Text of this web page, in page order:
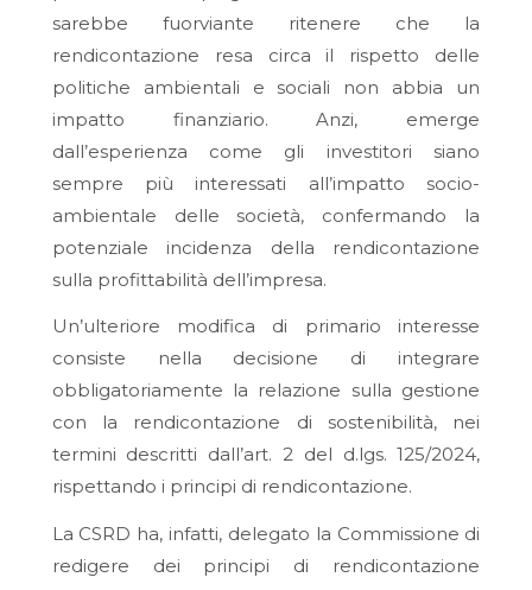
sarebbe fuorviante ritenere che la
rendicontazione resa circa il rispetto delle
politiche ambientali e sociali non abbia un
impatto finanziario. Anzi, emerge
dall’esperienza come gli investitori siano
sempre più interessati all’impatto socio-
ambientale delle società, confermando la
potenziale incidenza della rendicontazione
sulla profittabilità dell’impresa.
Un’ulteriore modifica di primario interesse
consiste nella decisione di integrare
obbligatoriamente la relazione sulla gestione
con la rendicontazione di sostenibilità, nei
termini descritti dall’art. 2 del d.lgs. 125/2024,
rispettando i principi di rendicontazione.
La CSRD ha, infatti, delegato la Commissione di
redigere dei principi di rendicontazione